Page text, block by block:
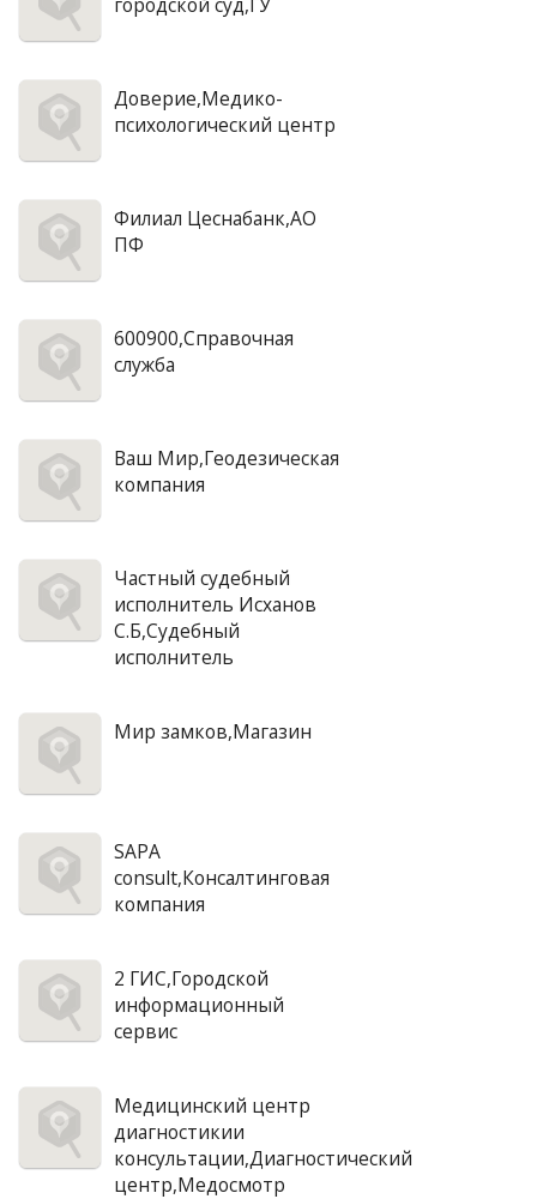
Доверие,Медико-
психологический центр
Филиал Цеснабанк,АО
ПФ
600900,Справочная
служба
Ваш Мир,Геодезическая
компания
Частный судебный
исполнитель Исханов
С.Б,Судебный
исполнитель
Мир замков,Магазин
SAPA
consult,Консалтинговая
компания
2 ГИС,Городской
информационный
сервис
Медицинский центр
диагностикии
консультации,Диагностический
центр,Медосмотр